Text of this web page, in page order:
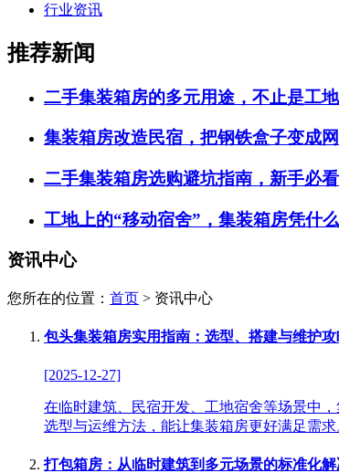
行业资讯
推荐新闻
二手集装箱房的多元用途，不止是工
集装箱房改造民宿，把钢铁盒子变成
二手集装箱房选购避坑指南，新手必
工地上的“移动宿舍”，集装箱房凭什
资讯中心
您所在的位置： 首页 > 资讯中心
包头集装箱房实用指南：选型、搭建与维护攻
[2025-12-27]
在临时建筑、民宿开发、工地宿舍等场景中
选型与运维方法，能让集装箱房更好满足需求
打包箱房：从临时建筑到多元场景的标准化